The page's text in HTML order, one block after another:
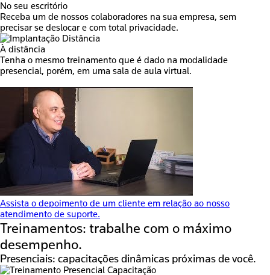
No seu escritório
Receba um de nossos colaboradores na sua empresa, sem
precisar se deslocar e com total privacidade.
À distância
Tenha o mesmo treinamento que é dado na modalidade
presencial, porém, em uma sala de aula virtual.
Assista o depoimento de um cliente em relação ao nosso
atendimento de suporte.
Treinamentos: trabalhe com o máximo
desempenho.
Presenciais: capacitações dinâmicas próximas de você.